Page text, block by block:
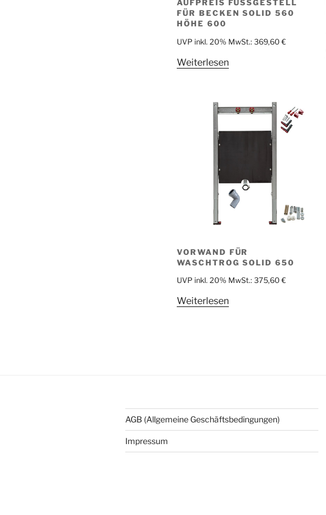
AUFPREIS FUSSGESTELL F
ÜR BECKEN SOLID 560 H
ÖHE 600
UVP inkl. 20% MwSt.: 369,60 €
Weiterlesen
VORWAND FÜR
WASCHTROG SOLID 650
UVP inkl. 20% MwSt.: 375,60 €
Weiterlesen
AGB (Allgemeine Geschäftsbedingungen)
Impressum